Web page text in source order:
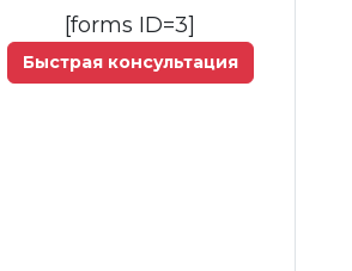
[forms ID=3]
Быстрая консультация